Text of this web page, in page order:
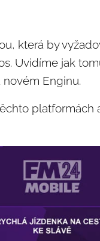
která by
Uvidíme jak
Enginu.
platformách